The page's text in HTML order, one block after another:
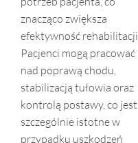
znacząco zwiększa
efektywność rehabilitacji.
Pacjenci mogą pracować
nad poprawą chodu,
stabilizacją tułowia oraz
kontrolą postawy, co jest
szczególnie istotne w
przypadku uszkodzeń